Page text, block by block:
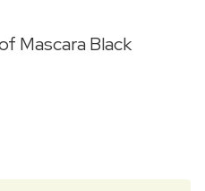
Mascara Black